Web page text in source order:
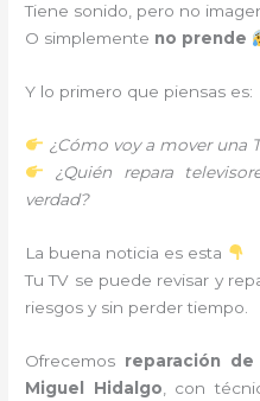
Tiene sonido, pero no
O simplemente no prende
Y lo primero que piensas es:
¿Cómo voy a mover una
¿Quién repara
verdad?
La buena noticia es esta
Tu TV se puede revisar y
riesgos y sin perder tiempo.
Ofrecemos reparación
Miguel Hidalgo , con